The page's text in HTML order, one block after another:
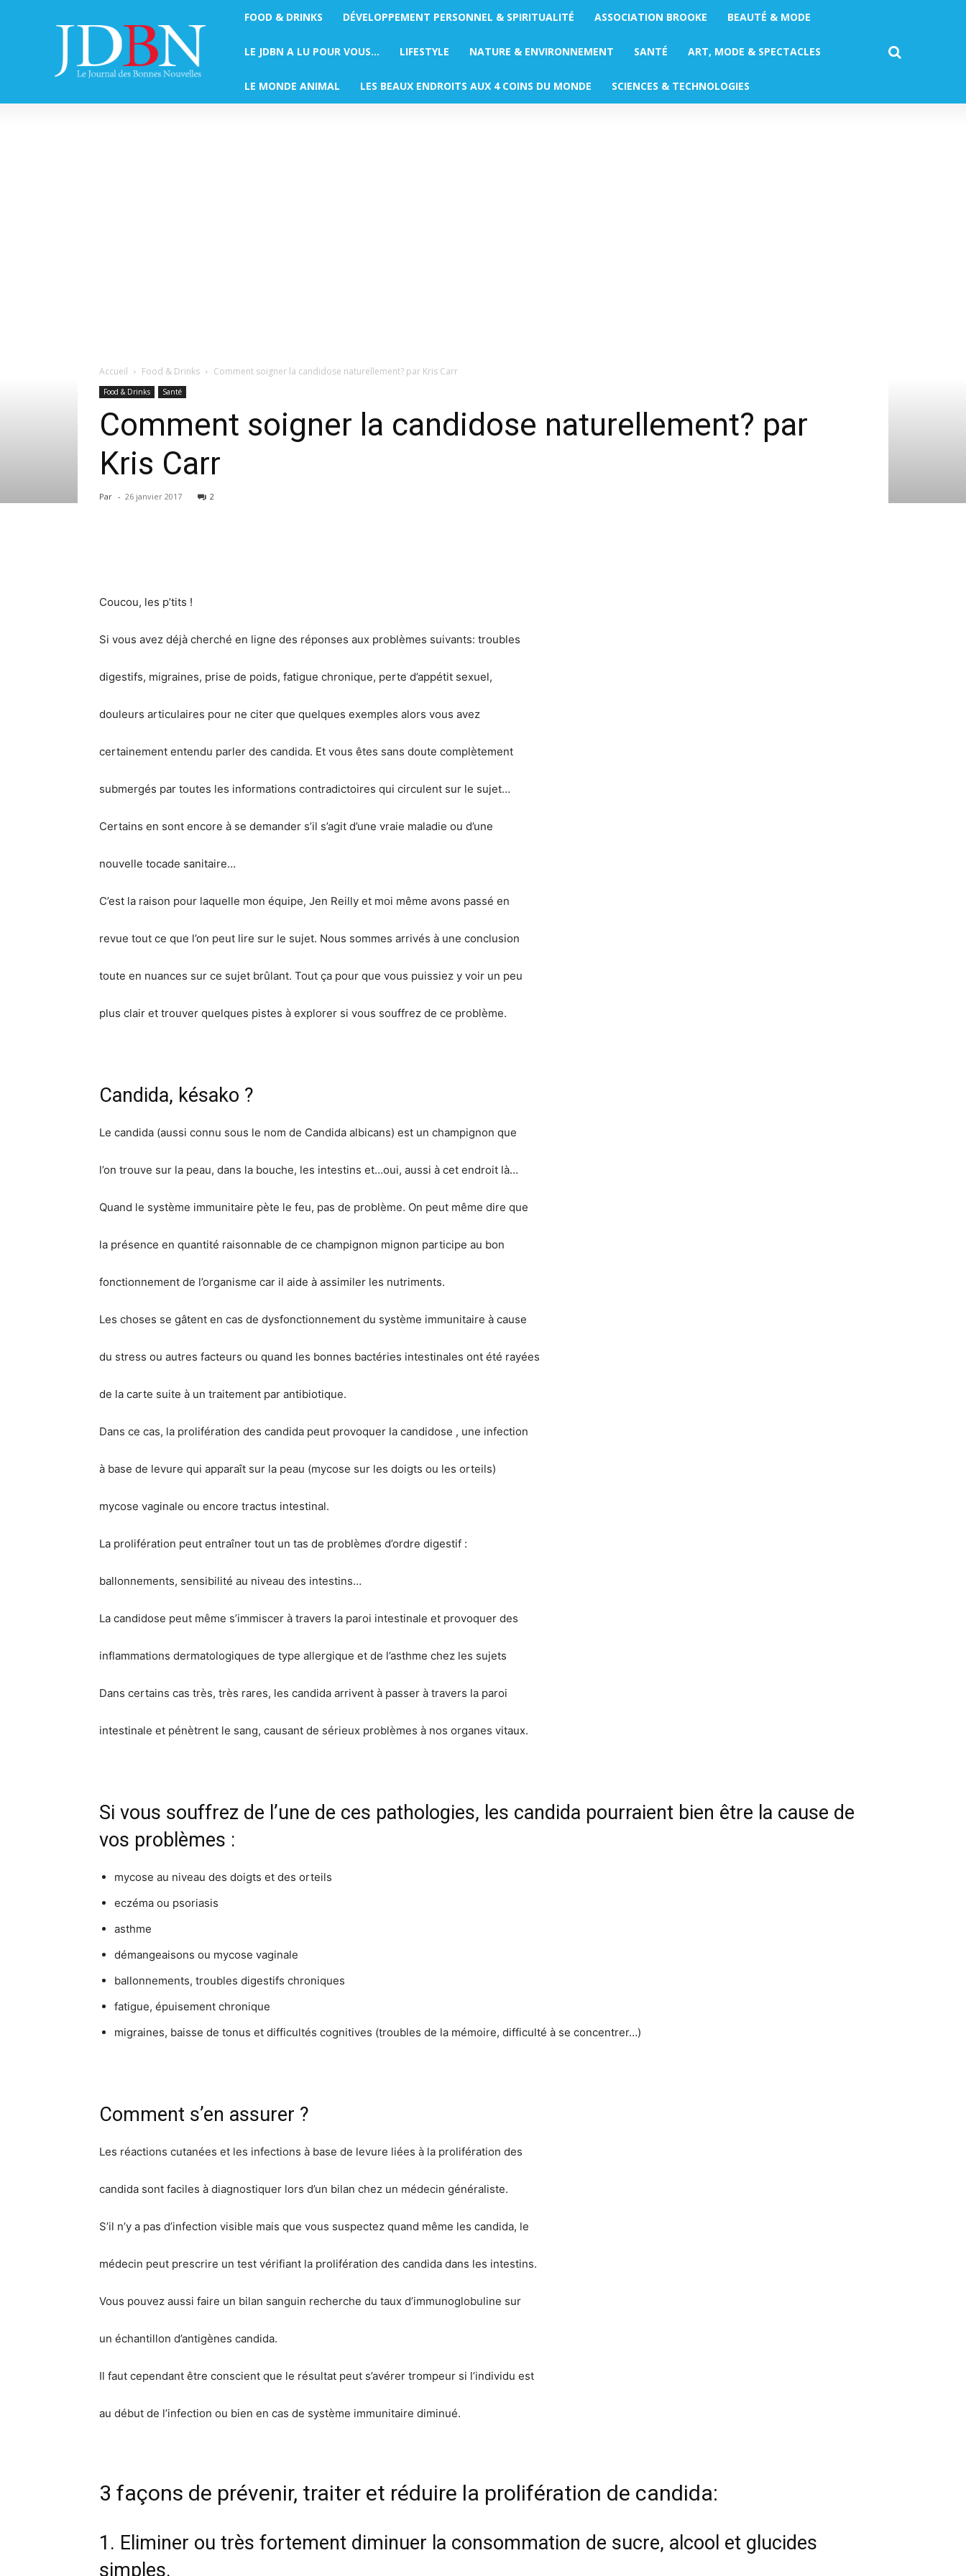
FOOD & DRINKS DÉVELOPPEMENT PERSONNEL & SPIRITUALITÉ ASSOCIATION BROOKE BEAUTÉ & MODE
LE JDBN A LU POUR VOUS… LIFESTYLE NATURE & ENVIRONNEMENT SANTÉ ART, MODE & SPECTACLES
LE MONDE ANIMAL LES BEAUX ENDROITS AUX 4 COINS DU MONDE SCIENCES & TECHNOLOGIES
Accueil Food & Drinks Comment soigner la candidose naturellement? par Kris Carr
Food & Drinks Santé
Comment soigner la candidose naturellement? par
Kris Carr
Par - 26 janvier 2017 2
Coucou, les p’tits !
Si vous avez déjà cherché en ligne des réponses aux problèmes suivants: troubles
digestifs, migraines, prise de poids, fatigue chronique, perte d’appétit sexuel,
douleurs articulaires ­pour ne citer que quelques exemples­ alors vous avez
certainement entendu parler des candida. Et vous êtes sans doute complètement
submergés par toutes les informations contradictoires qui circulent sur le sujet…
Certains en sont encore à se demander s’il s’agit d’une vraie maladie ou d’une
nouvelle tocade sanitaire…
C’est la raison pour laquelle mon équipe, Jen Reilly et moi ­même avons passé en
revue tout ce que l’on peut lire sur le sujet. Nous sommes arrivés à une conclusion
toute en nuances sur ce sujet brûlant. Tout ça pour que vous puissiez y voir un peu
plus clair et trouver quelques pistes à explorer si vous souffrez de ce problème.
Candida, késako ?
Le candida (aussi connu sous le nom de Candida albicans) est un champignon que
l’on trouve sur la peau, dans la bouche, les intestins et…oui, aussi à cet endroit ­là…
Quand le système immunitaire pète le feu, pas de problème. On peut même dire que
la présence en quantité raisonnable de ce champignon mignon participe au bon
fonctionnement de l’organisme car il aide à assimiler les nutriments.
Les choses se gâtent en cas de dysfonctionnement du système immunitaire à cause
du stress ou autres facteurs ou quand les bonnes bactéries intestinales ont été rayées
de la carte suite à un traitement par antibiotique.
Dans ce cas, la prolifération des candida peut provoquer la candidose , une infection
à base de levure qui apparaît sur la peau (mycose sur les doigts ou les orteils)
mycose vaginale ou encore tractus intestinal.
La prolifération peut entraîner tout un tas de problèmes d’ordre digestif :
ballonnements, sensibilité au niveau des intestins…
La candidose peut même s’immiscer à travers la paroi intestinale et provoquer des
inflammations dermatologiques de type allergique et de l’asthme chez les sujets
Dans certains cas très, très rares, les candida arrivent à passer à travers la paroi
intestinale et pénètrent le sang, causant de sérieux problèmes à nos organes vitaux.
Si vous souffrez de l’une de ces pathologies, les candida pourraient bien être la cause de
vos problèmes :
mycose au niveau des doigts et des orteils
eczéma ou psoriasis
asthme
démangeaisons ou mycose vaginale
ballonnements, troubles digestifs chroniques
fatigue, épuisement chronique
migraines, baisse de tonus et difficultés cognitives (troubles de la mémoire, difficulté à se concentrer…)
Comment s’en assurer ?
Les réactions cutanées et les infections à base de levure liées à la prolifération des
candida sont faciles à diagnostiquer lors d’un bilan chez un médecin généraliste.
S’il n’y a pas d’infection visible mais que vous suspectez quand même les candida, le
médecin peut prescrire un test vérifiant la prolifération des candida dans les intestins.
Vous pouvez aussi faire un bilan sanguin ­recherche du taux d’immunoglobuline sur
un échantillon d’antigènes candida.
Il faut cependant être conscient que le résultat peut s’avérer trompeur si l’individu est
au début de l’infection ou bien en cas de système immunitaire diminué.
3 façons de prévenir, traiter et réduire la prolifération de candida:
1. Eliminer ou très fortement diminuer la consommation de sucre, alcool et glucides
simples.